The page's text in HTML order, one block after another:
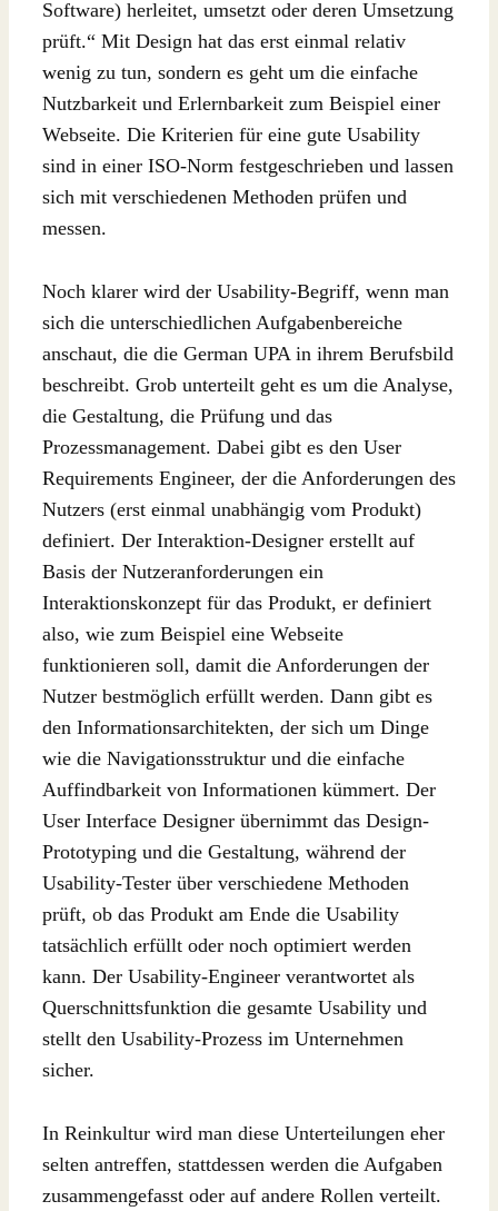
Software) herleitet, umsetzt oder deren Umsetzung
prüft.“ Mit Design hat das erst einmal relativ
wenig zu tun, sondern es geht um die einfache
Nutzbarkeit und Erlernbarkeit zum Beispiel einer
Webseite. Die Kriterien für eine gute Usability
sind in einer ISO-Norm festgeschrieben und lassen
sich mit verschiedenen Methoden prüfen und
messen.
Noch klarer wird der Usability-Begriff, wenn man
sich die unterschiedlichen Aufgabenbereiche
anschaut, die die German UPA in ihrem Berufsbild
beschreibt. Grob unterteilt geht es um die Analyse,
die Gestaltung, die Prüfung und das
Prozessmanagement. Dabei gibt es den User
Requirements Engineer, der die Anforderungen des
Nutzers (erst einmal unabhängig vom Produkt)
definiert. Der Interaktion-Designer erstellt auf
Basis der Nutzeranforderungen ein
Interaktionskonzept für das Produkt, er definiert
also, wie zum Beispiel eine Webseite
funktionieren soll, damit die Anforderungen der
Nutzer bestmöglich erfüllt werden. Dann gibt es
den Informationsarchitekten, der sich um Dinge
wie die Navigationsstruktur und die einfache
Auffindbarkeit von Informationen kümmert. Der
User Interface Designer übernimmt das Design-
Prototyping und die Gestaltung, während der
Usability-Tester über verschiedene Methoden
prüft, ob das Produkt am Ende die Usability
tatsächlich erfüllt oder noch optimiert werden
kann. Der Usability-Engineer verantwortet als
Querschnittsfunktion die gesamte Usability und
stellt den Usability-Prozess im Unternehmen
sicher.
In Reinkultur wird man diese Unterteilungen eher
selten antreffen, stattdessen werden die Aufgaben
zusammengefasst oder auf andere Rollen verteilt.